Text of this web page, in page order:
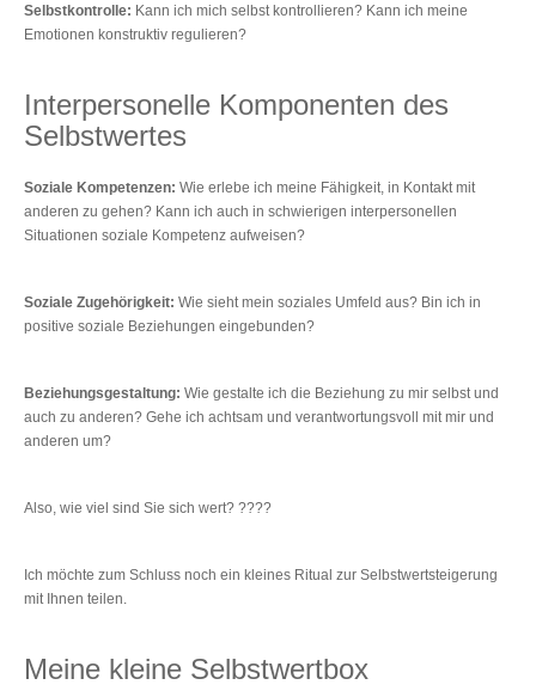
Selbstkontrolle: Kann ich mich selbst kontrollieren? Kann ich meine
Emotionen konstruktiv regulieren?
Interpersonelle Komponenten des
Selbstwertes
Soziale Kompetenzen: Wie erlebe ich meine Fähigkeit, in Kontakt mit
anderen zu gehen? Kann ich auch in schwierigen interpersonellen
Situationen soziale Kompetenz aufweisen?
Soziale Zugehörigkeit: Wie sieht mein soziales Umfeld aus? Bin ich in
positive soziale Beziehungen eingebunden?
Beziehungsgestaltung: Wie gestalte ich die Beziehung zu mir selbst und
auch zu anderen? Gehe ich achtsam und verantwortungsvoll mit mir und
anderen um?
Also, wie viel sind Sie sich wert? ????
Ich möchte zum Schluss noch ein kleines Ritual zur Selbstwertsteigerung
mit Ihnen teilen.
Meine kleine Selbstwertbox